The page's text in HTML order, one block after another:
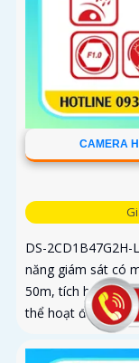
CAMERA
DS-
năng giám sát có
50m, tích hợp
thể hoạt động độc